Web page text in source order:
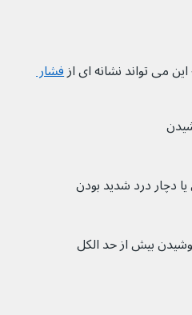
می تواند نشانه ای از فشار
دچار درد شدید بودن
بیش از حد الکل